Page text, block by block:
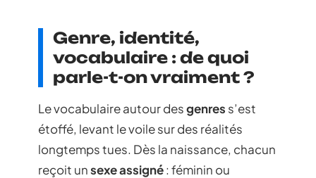
Genre, identité,
vocabulaire : de quoi
parle-t-on vraiment ?
Le vocabulaire autour desgenres s’est
étoffé, levant le voile sur des réalités
longtemps tues. Dès la naissance, chacun
reçoit unsexe assigné: féminin ou